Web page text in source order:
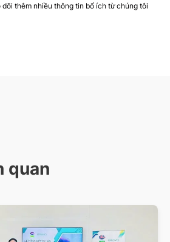
thêm nhiều thông tin bổ ích từ chúng tôi​
quan